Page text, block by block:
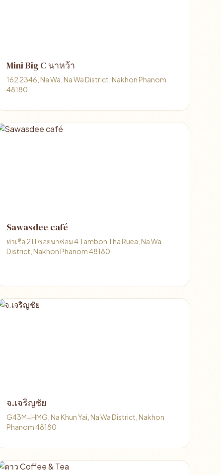
Mini Big C นาหว้า
162 2346, Na Wa, Na Wa District, Nakhon Phanom
48180
Sawasdee café
ท่าเรือ 211 ซอยนาซ่อม 4 Tambon Tha Ruea, Na Wa
District, Nakhon Phanom 48180
จ.เจริญชัย
G43M+HMG, Na Khun Yai, Na Wa District, Nakhon
Phanom 48180